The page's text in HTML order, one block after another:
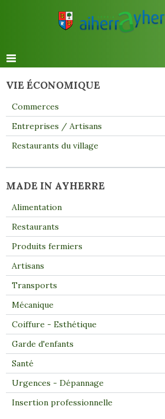
VIE ÉCONOMIQUE
Commerces
Entreprises / Artisans
Restaurants du village
MADE IN AYHERRE
Alimentation
Restaurants
Produits fermiers
Artisans
Transports
Mécanique
Coiffure - Esthétique
Garde d'enfants
Santé
Urgences - Dépannage
Insertion professionnelle